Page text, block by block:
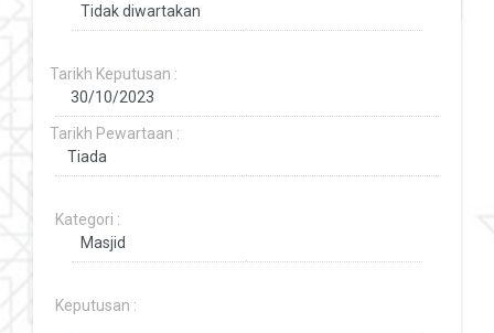
Tarikh Keputusan :
Tarikh Pewartaan :
Kategori :
Keputusan :